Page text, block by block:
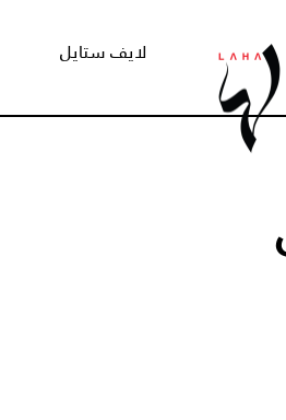
لايف ستايل